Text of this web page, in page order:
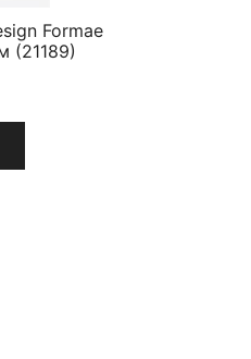
Formae
(21189)